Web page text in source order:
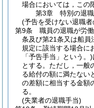
場合においては，この
第3章
特別の退
(予告を受けない退職
第9条
職員の退職が労
条及び第21条又は船員
規定に該当する場合に
「予告手当」という。)
とする。 ただし，一般
る給付の額に満たない
の差額に相当する金額
る。
(失業者の退職手当)